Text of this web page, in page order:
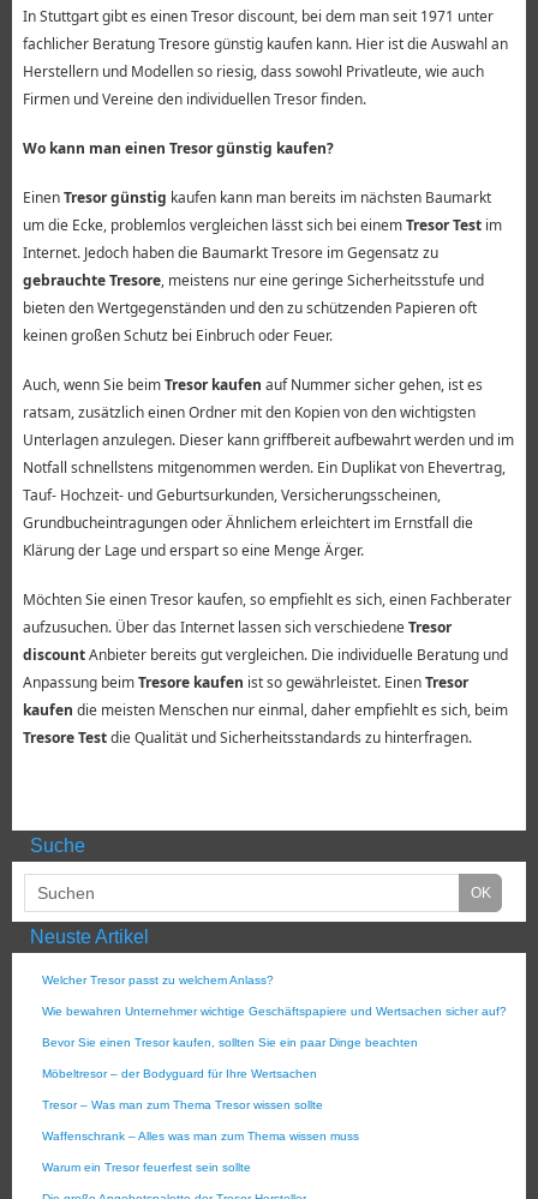
In Stuttgart gibt es einen Tresor discount, bei dem man seit 1971 unter
fachlicher Beratung Tresore günstig kaufen kann. Hier ist die Auswahl an
Herstellern und Modellen so riesig, dass sowohl Privatleute, wie auch
Firmen und Vereine den individuellen Tresor finden.
Wo kann man einen Tresor günstig kaufen?
EinenTresor günstig kaufen kann man bereits im nächsten Baumarkt
um die Ecke, problemlos vergleichen lässt sich bei einemTresor Testim
Internet. Jedoch haben die Baumarkt Tresore im Gegensatz zu
gebrauchte Tresore, meistens nur eine geringe Sicherheitsstufe und
bieten den Wertgegenständen und den zu schützenden Papieren oft
keinen großen Schutz bei Einbruch oder Feuer.
Auch, wenn Sie beimTresor kaufen auf Nummer sicher gehen, ist es
ratsam, zusätzlich einen Ordner mit den Kopien von den wichtigsten
Unterlagen anzulegen. Dieser kann griffbereit aufbewahrt werden und im
Notfall schnellstens mitgenommen werden. Ein Duplikat von Ehevertrag,
Tauf- Hochzeit- und Geburtsurkunden, Versicherungsscheinen,
Grundbucheintragungen oder Ähnlichem erleichtert im Ernstfall die
Klärung der Lage und erspart so eine Menge Ärger.
Möchten Sie einen Tresor kaufen, so empfiehlt es sich, einen Fachberater
aufzusuchen. Über das Internet lassen sich verschiedeneTresor
discountAnbieter bereits gut vergleichen. Die individuelle Beratung und
Anpassung beimTresore kaufen ist so gewährleistet. EinenTresor
kaufen die meisten Menschen nur einmal, daher empfiehlt es sich, beim
Tresore Testdie Qualität und Sicherheitsstandards zu hinterfragen.
Suche
Neuste Artikel
Welcher Tresor passt zu welchem Anlass?
Wie bewahren Unternehmer wichtige Geschäftspapiere und Wertsachen sicher auf?
Bevor Sie einen Tresor kaufen, sollten Sie ein paar Dinge beachten
Möbeltresor – der Bodyguard für Ihre Wertsachen
Tresor – Was man zum Thema Tresor wissen sollte
Waffenschrank – Alles was man zum Thema wissen muss
Warum ein Tresor feuerfest sein sollte